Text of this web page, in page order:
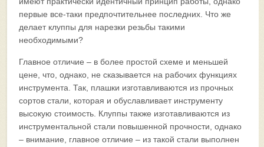
первые все-таки предпочтительнее последних. Что же
делает клуппы для нарезки резьбы такими
необходимыми?
Главное отличие – в более простой схеме и меньшей
цене, что, однако, не сказывается на рабочих функциях
инструмента. Так, плашки изготавливаются из прочных
сортов стали, которая и обуславливает инструменту
высокую стоимость. Клуппы также изготавливаются из
инструментальной стали повышенной прочности, однако
– внимание, главное отличие – из такой стали выполнен